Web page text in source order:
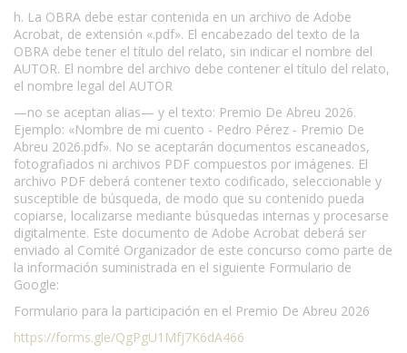
h. La OBRA debe estar contenida en un archivo de Adobe
Acrobat, de extensión «.pdf». El encabezado del texto de la
OBRA debe tener el título del relato, sin indicar el nombre del
AUTOR. El nombre del archivo debe contener el título del relato,
el nombre legal del AUTOR
—no se aceptan alias— y el texto: Premio De Abreu 2026.
Ejemplo: «Nombre de mi cuento - Pedro Pérez - Premio De
Abreu 2026.pdf». No se aceptarán documentos escaneados,
fotografiados ni archivos PDF compuestos por imágenes. El
archivo PDF deberá contener texto codificado, seleccionable y
susceptible de búsqueda, de modo que su contenido pueda
copiarse, localizarse mediante búsquedas internas y procesarse
digitalmente. Este documento de Adobe Acrobat deberá ser
enviado al Comité Organizador de este concurso como parte de
la información suministrada en el siguiente Formulario de
Google:
Formulario para la participación en el Premio De Abreu 2026
https://forms.gle/QgPgU1Mfj7K6dA466